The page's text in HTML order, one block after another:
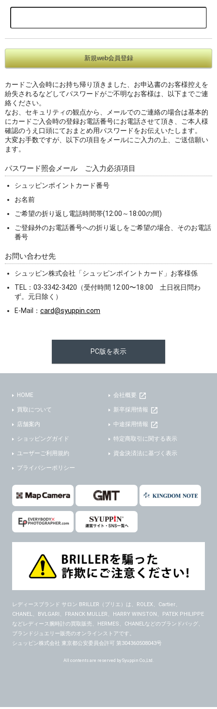
カードご入会時にお持ち帰り頂きました、お申込書のお客様控えを
紛失されるなどしてパスワードがご不明なお客様は、以下までご連
絡ください。
なお、セキュリティの観点から、メールでのご連絡の場合は基本的
にカードご入会時の登録お電話番号にお電話させて頂き、ご本人様
確認のうえ口頭にておまとめ用パスワードをお伝えいたします。
大変お手数ですが、以下の項目をメールにご入力の上、ご送信願い
ます。
パスワード照会メール ご入力必須項目
シュッピンポイントカード番号
お名前
ご希望の折り返し電話時間帯(12:00～18:00の間)
ご登録外のお電話番号への折り返しをご希望の場合、そのお電話
番号
お問い合わせ先
シュッピン株式会社「シュッピンポイントカード」お客様係
TEL：03-3342-3420（受付時間 12:00〜18:00 土日祝日問わ
ず。元日除く）
E-Mail： card@syuppin.com
PC版を表示
HOME
買取について
店舗案内
ショッピングガイド
ユーザーご利用規約
プライバシーポリシー
会社概要
新卒採用情報
中途採用情報
特定商取引に関する表示
資金決済法に基づく表示
レディースブランド サロン BRILLER（ブリエ） は、ROLEX、Cartier、
CHANEL、BVLGARI、FRANCK MULLER、HARRY WINSTON、PATEK PHILIPPE
などレディース腕時計の買取販売、HERMES、CHANELなどのブランドバッグ、
ブランドジュエリー販売のオンラインストアです。
シュッピン株式会社 東京都公安委員会許可 第304360508043号
All contents are reserved by Syuppin Co.,Ltd.